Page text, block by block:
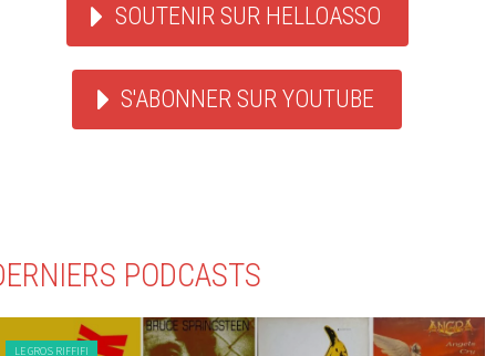
SOUTENIR SUR HELLOASSO
S'ABONNER SUR YOUTUBE
PODCASTS
GROS RIFFIFI